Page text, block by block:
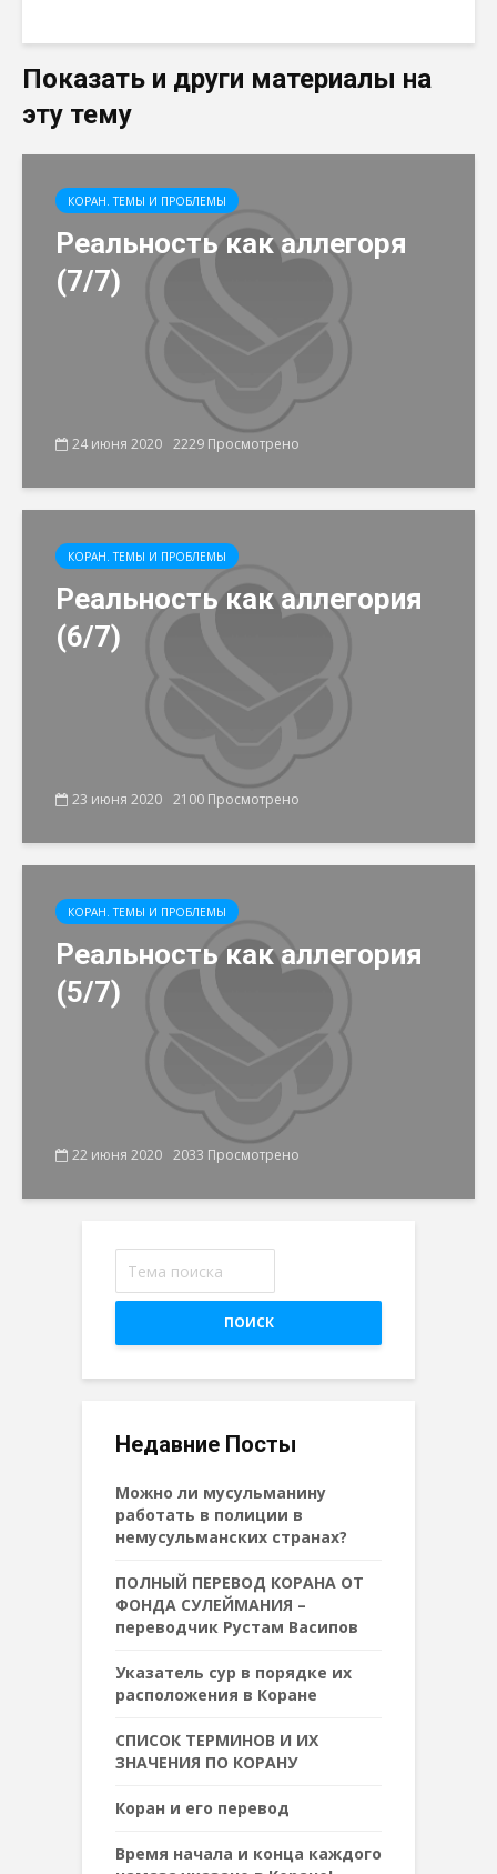
Показать и други материалы на
эту тему
КОРАН. ТЕМЫ И ПРОБЛЕМЫ
Реальность как аллегоря
(7/7)
24 июня 2020 2229 Просмотрено
КОРАН. ТЕМЫ И ПРОБЛЕМЫ
Реальность как аллегория
(6/7)
23 июня 2020 2100 Просмотрено
КОРАН. ТЕМЫ И ПРОБЛЕМЫ
Реальность как аллегория
(5/7)
22 июня 2020 2033 Просмотрено
ПОИСК
Недавние Посты
Можно ли мусульманину
работать в полиции в
немусульманских странах?
ПОЛНЫЙ ПЕРЕВОД КОРАНА ОТ
ФОНДА СУЛЕЙМАНИЯ –
переводчик Рустам Васипов
Указатель сур в порядке их
расположения в Коране
СПИСОК ТЕРМИНОВ И ИХ
ЗНАЧЕНИЯ ПО КОРАНУ
Коран и его перевод
Время начала и конца каждого